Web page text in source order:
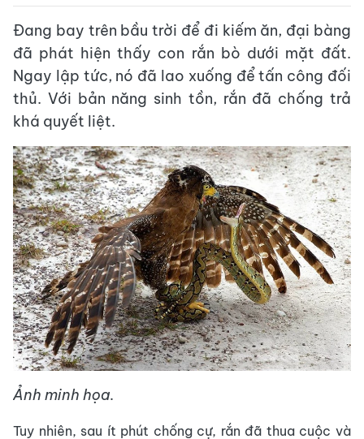
Đang bay trên bầu trời để đi kiếm ăn, đại bàng
đã phát hiện thấy con rắn bò dưới mặt đất.
Ngay lập tức, nó đã lao xuống để tấn công đối
thủ. Với bản năng sinh tồn, rắn đã chống trả
khá quyết liệt.
Ảnh minh họa.
Tuy nhiên, sau ít phút chống cự, rắn đã thua cuộc và